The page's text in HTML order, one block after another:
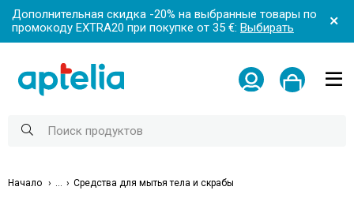
Дополнительная скидка -20% на выбранные товары по
промокоду EXTRA20 при покупке от 35 €: Выбирать
Начало Средства для мытья тела и скрабы